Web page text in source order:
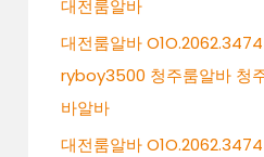
대전룸알바
대전룸알바
ryboy3500 청주룸알바 청
바알바
대전룸알바